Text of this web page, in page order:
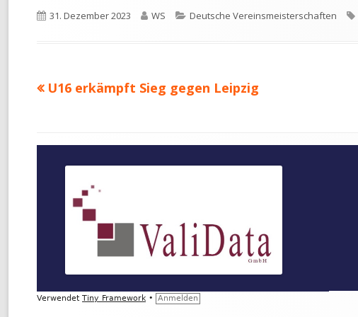
Veröffentlicht
31. Dezember 2023 Autor
WS Kategorien
Deutsche Vereinsmeisterschaften
Beitragsnavigation
Vorheriger
U16 erkämpft Sieg gegen Leipzig
Footer
Inhalt
Verwendet Tiny Framework • Anmelden